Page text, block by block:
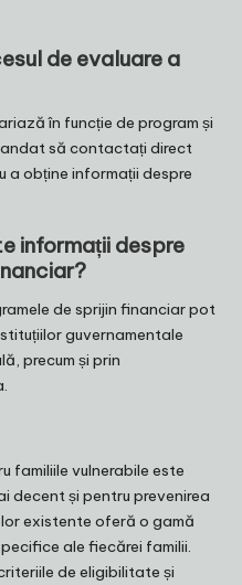
de evaluare a
în funcție de program și
să contactați direct
obține informații despre
informații despre
de sprijin financiar pot
guvernamentale
precum și prin
familiile vulnerabile este
decent și pentru prevenirea
existente oferă o gamă
ale fiecărei familii.
de eligibilitate și